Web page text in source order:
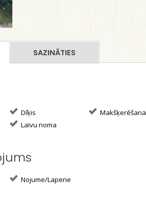
SAZINĀTIES
Dīķis
Makšķerēšana
Laivu noma
Nojume/Lapene